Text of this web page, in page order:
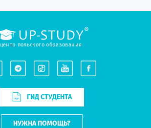
центр польского образования
ГИД СТУДЕНТА
НУЖНА ПОМОЩЬ?